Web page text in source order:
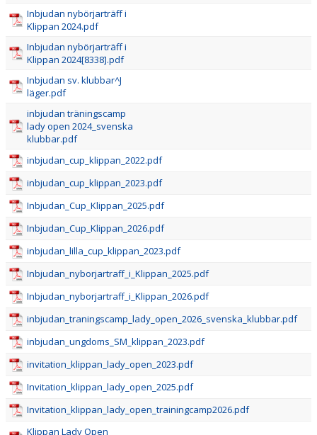
STÖD KBK
LÄNKAR
KLUBBKLÄDER
SERIEBROTTNING
Inbjudan nybörjarträff i
Klippan 2024.pdf
Inbjudan nybörjarträff i
Klippan 2024[8338].pdf
Inbjudan sv. klubbar^J
läger.pdf
inbjudan träningscamp
lady open 2024_svenska
klubbar.pdf
inbjudan_cup_klippan_2022.pdf
inbjudan_cup_klippan_2023.pdf
Inbjudan_Cup_Klippan_2025.pdf
Inbjudan_Cup_Klippan_2026.pdf
inbjudan_lilla_cup_klippan_2023.pdf
Inbjudan_nyborjartraff_i_Klippan_2025.pdf
Inbjudan_nyborjartraff_i_Klippan_2026.pdf
inbjudan_traningscamp_lady_open_2026_svenska_klubbar.pdf
inbjudan_ungdoms_SM_klippan_2023.pdf
invitation_klippan_lady_open_2023.pdf
Invitation_klippan_lady_open_2025.pdf
Invitation_klippan_lady_open_trainingcamp2026.pdf
Klippan Lady Open